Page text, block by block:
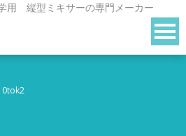
用 縦型ミキサーの専門メーカー